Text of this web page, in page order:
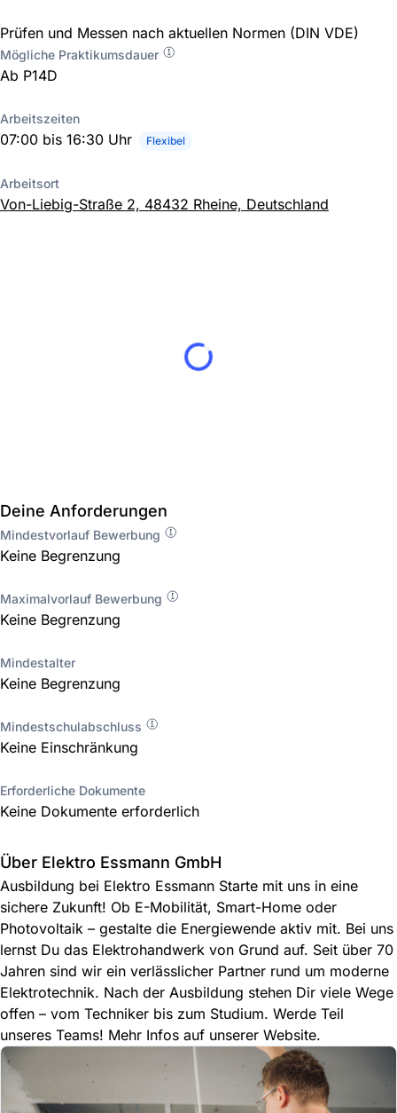
Prüfen und Messen nach aktuellen Normen (DIN VDE)
Mögliche Praktikumsdauer
Ab P14D
Arbeitszeiten
07:00 bis 16:30 Uhr Flexibel
Arbeitsort
Von-Liebig-Straße 2, 48432 Rheine, Deutschland
Deine Anforderungen
Mindestvorlauf Bewerbung
Keine Begrenzung
Maximalvorlauf Bewerbung
Keine Begrenzung
Mindestalter
Keine Begrenzung
Mindestschulabschluss
Keine Einschränkung
Erforderliche Dokumente
Keine Dokumente erforderlich
Über Elektro Essmann GmbH
Ausbildung bei Elektro Essmann Starte mit uns in eine
sichere Zukunft! Ob E-Mobilität, Smart-Home oder
Photovoltaik – gestalte die Energiewende aktiv mit. Bei uns
lernst Du das Elektrohandwerk von Grund auf. Seit über 70
Jahren sind wir ein verlässlicher Partner rund um moderne
Elektrotechnik. Nach der Ausbildung stehen Dir viele Wege
offen – vom Techniker bis zum Studium. Werde Teil
unseres Teams! Mehr Infos auf unserer Website.